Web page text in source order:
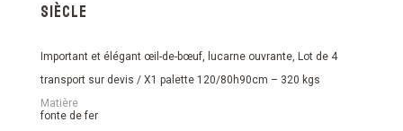
siècle
Important et élégant œil-de-bœuf, lucarne ouvrante, Lot de 4
transport sur devis / X1 palette 120/80h90cm – 320 kgs
Matière
fonte de fer